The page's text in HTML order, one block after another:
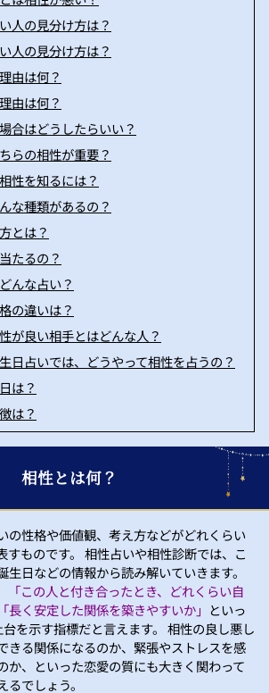
人の見分け方は？
人の見分け方は？
由は何？
由は何？
合はどうしたらいい？
らの相性が重要？
性を知るには？
な種類があるの？
とは？
たるの？
んな占い？
の違いは？
が良い相手とはどんな人？
日占いでは、どうやって相性を占うの？
は？
は？
相性とは何？
の性格や価値観、考え方などがどれくらい
すものです。 相性占いや相性診断では、こ
生日などの情報から読み解いていきます。
「この人と付き合ったとき、どれくらい自
く安定した関係を築きやすいか」 といっ
を示す指標だと言えます。 相性の良し悪し
きる関係になるのか、緊張やストレスを感
か、といった恋愛の質にも大きく関わって
でしょう。